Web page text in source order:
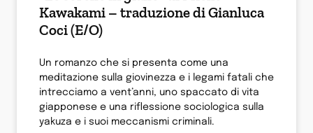
Kawakami – traduzione di Gianluca
Coci (E/O)
Un romanzo che si presenta come una
meditazione sulla giovinezza e i legami fatali che
intrecciamo a vent’anni, uno spaccato di vita
giapponese e una riflessione sociologica sulla
yakuza e i suoi meccanismi criminali.